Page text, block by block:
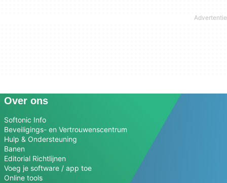
Over ons
Softonic Info
Beveiligings- en Vertrouwenscentrum
Hulp & Ondersteuning
Banen
Editorial Richtlijnen
Voeg je software / app toe
Online tools